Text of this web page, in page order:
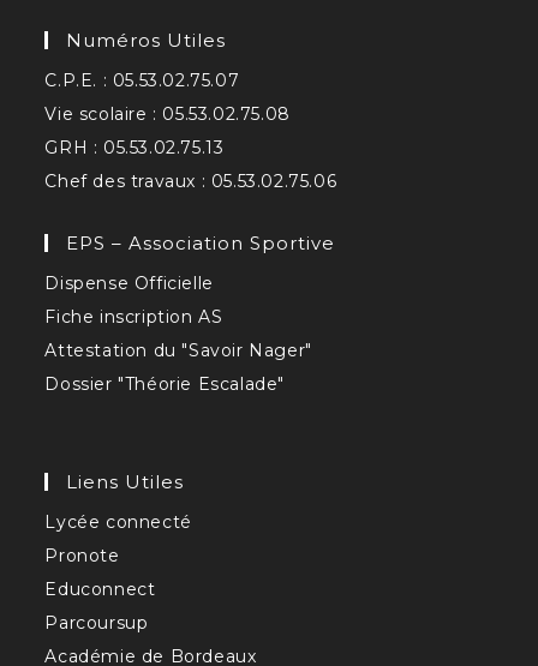
Numéros Utiles
C.P.E. : 05.53.02.75.07
Vie scolaire : 05.53.02.75.08
GRH : 05.53.02.75.13
Chef des travaux : 05.53.02.75.06
EPS – Association Sportive
Dispense Officielle
Fiche inscription AS
Attestation du "Savoir Nager"
Dossier "Théorie Escalade"
Liens Utiles
Lycée connecté
Pronote
Educonnect
Parcoursup
Académie de Bordeaux